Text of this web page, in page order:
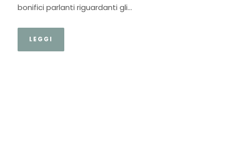
bonifici parlanti riguardanti gli...
LEGGI